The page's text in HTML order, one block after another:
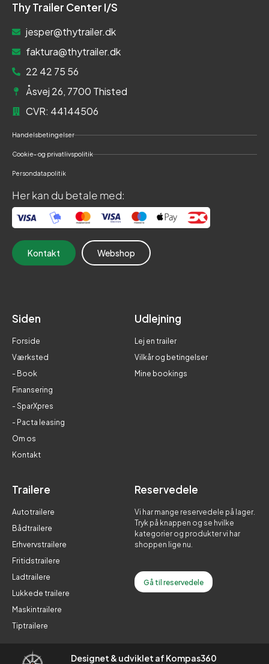
Thy Trailer Center I/S
jesper@thytrailer.dk
faktura@thytrailer.dk
22 42 75 56
Åsvej 26, 7700 Thisted
CVR: 44144506
Handelsbetingelser
Cookie- og privatlivspolitik
Persondatapolitik
Her kan du betale med:
Kontakt Webshop
Siden
Forside
Værksted
- Book
Finansering
- SparXpres
- Pacta leasing
Om os
Kontakt
Udlejning
Lej en trailer
Vilkår og betingelser
Mine bookings
Trailere
Autotrailere
Bådtrailere
Erhvervstrailere
Fritidstrailere
Ladtrailere
Lukkede trailere
Maskintrailere
Tiptrailere
Reservedele
Vi har mange reservedele på lager.
Tryk på knappen og se hvilke
kategorier og produkter vi har
shoppen lige nu.
Gå til reservedele
Designet & udviklet af Kompas360